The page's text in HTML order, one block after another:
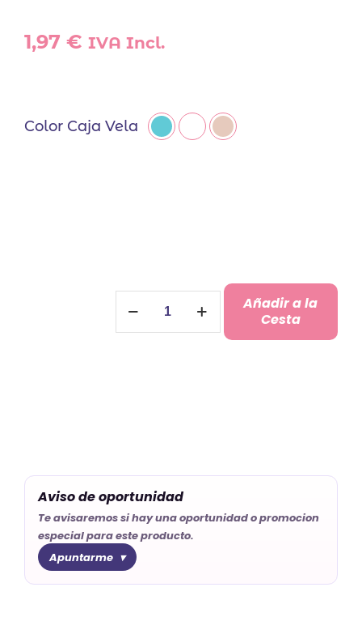
1,97 € IVA Incl.
Color Caja Vela
Aromática
Personalizada
Añadir a la
Cesta
Aviso de oportunidad
Te avisaremos si hay una oportunidad o promocion
especial para este producto.
Apuntarme